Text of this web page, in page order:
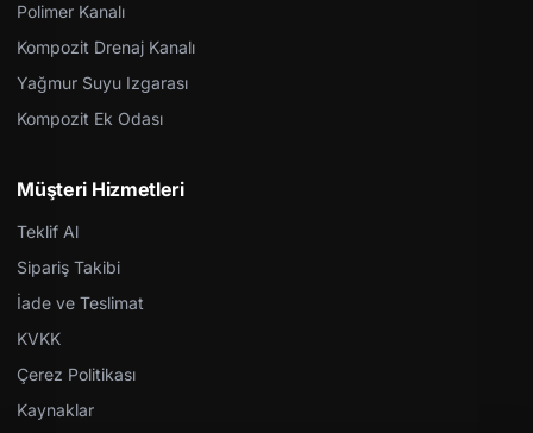
Polimer Kanalı
Kompozit Drenaj Kanalı
Yağmur Suyu Izgarası
Kompozit Ek Odası
Müşteri Hizmetleri
Teklif Al
Sipariş Takibi
İade ve Teslimat
KVKK
Çerez Politikası
Kaynaklar